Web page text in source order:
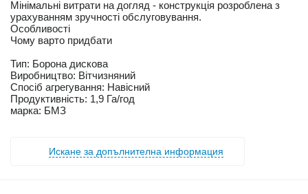
Мінімальні витрати на догляд - конструкція розроблена з
урахуванням зручності обслуговування.
Особливості
Чому варто придбати
Тип: Борона дискова
Виробництво: Вітчизняний
Спосіб агрегування: Навісний
Продуктивність: 1,9 Га/год
марка: БМЗ
Искане за допълнителна информация